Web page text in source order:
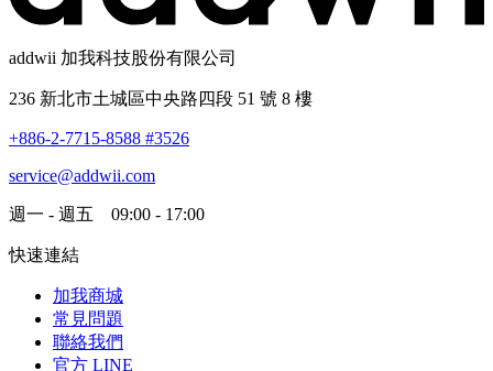
addwii 加我科技股份有限公司
236 新北市土城區中央路四段 51 號 8 樓
+886-2-7715-8588 #3526
service@addwii.com
週一 - 週五 09:00 - 17:00
快速連結
加我商城
常見問題
聯絡我們
官方 LINE